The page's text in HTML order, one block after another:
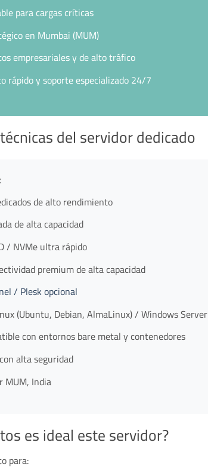
para cargas críticas
en Mumbai (MUM)
empresariales y de alto tráfico
rápido y soporte especializado 24/7
del servidor dedicado
de alto rendimiento
de alta capacidad
/ NVMe ultra rápido
premium de alta capacidad
/ Plesk opcional
(Ubuntu, Debian, AlmaLinux) / Windows Server
con entornos bare metal y contenedores
alta seguridad
MUM, India
es ideal este servidor?
para: